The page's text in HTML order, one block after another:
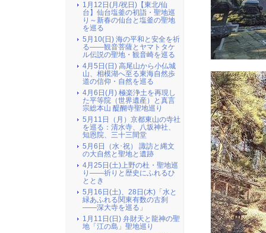
1月12日(月/祝日)【東北/仙
台】仙台塩釜の初詣・聖地巡
り～新春の仙台と塩釜の聖地
を巡る
5月10(日) 海の平和と安全を祈
る――観音菩薩とヤマトタケ
ル伝説の聖地・観音崎を巡る
4月5日(日) 高尾山から小仏城
山、相模湖へ至る東海自然歩
道の信仰・自然を巡る
4月6日(月) 極楽浄土を再現し
た平等院（世界遺産）と真言
宗総本山 醍醐寺聖地巡り
5月11日（月）京都東山の寺社
を巡る：清水寺、八坂神社、
知恩院、三十三間堂
5月6日（水･祝） 諏訪と縄文
の大自然と聖地と遺跡
4月25日(土)上野の杜・聖地巡
り――祈りと歴史にふれるひ
ととき
5月16日(土)、28日(木)「水と
緑あふれる関東有数の古刹
――深大寺を巡る」
1月11日(日) 弁財天と龍神の聖
地「江の島」聖地巡り